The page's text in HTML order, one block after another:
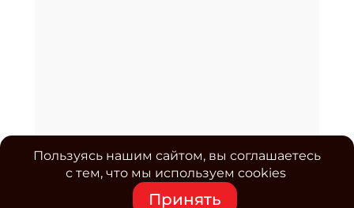
Пользуясь нашим сайтом, вы соглашаетесь
с тем, что мы используем cookies
Принять